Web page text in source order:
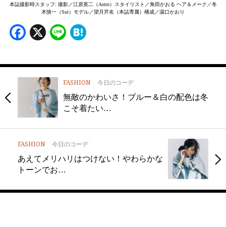
本誌撮影時スタッフ: 撮影／江原英二（Astro）スタイリスト／角田かおる ヘア＆メーク／冬
木慎一（Sui）モデル／望月芹名（本誌専属）構成／湯口かおり
Facebook
X Line
FASHION 今日のコーデ
無敵のかわいさ！ブルー＆白の配色は冬
こそ着たい…
FASHION 今日のコーデ
あえてメリハリはつけない！やわらかな
トーンでお…